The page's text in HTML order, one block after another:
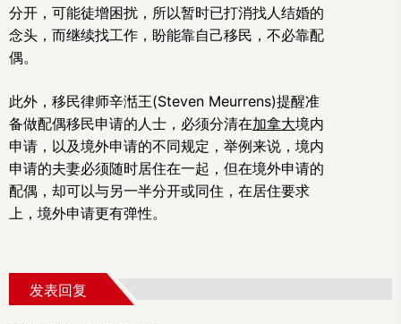
分开，可能徒增困扰，所以暂时已打消找人结婚的
念头，而继续找工作，盼能靠自己移民，不必靠配
偶。
此外，移民律师辛湉王(Steven Meurrens)提醒准
备做配偶移民申请的人士，必须分清在加拿大境内
申请，以及境外申请的不同规定，举例来说，境内
申请的夫妻必须随时居住在一起，但在境外申请的
配偶，却可以与另一半分开或同住，在居住要求
上，境外申请更有弹性。
发表回复